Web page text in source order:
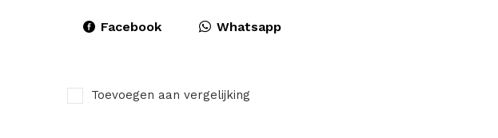
Facebook Whatsapp
Toevoegen aan vergelijking